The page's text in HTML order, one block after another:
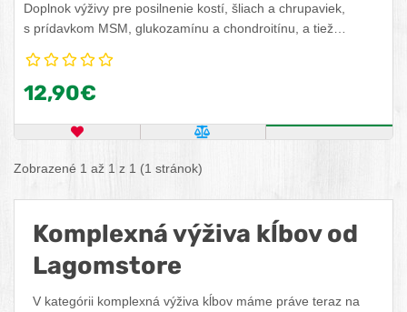
Doplnok výživy pre posilnenie kostí, šliach a chrupaviek,
s prídavkom MSM, glukozamínu a chondroitínu, a tiež
v kapsľovej forme s chondroitínom, glukozamínom, MSM,
a vitamínom E. Pre podporu šliach a chrupaviek obsahuje aj
12,90€
OBĽÚBENÝ PRODUKTPOROVNAŤ PRODUKTKÚPIŤ
Zobrazené 1 až 1 z 1 (1 stránok)
Komplexná výživa kĺbov od
Lagomstore
V kategórii komplexná výživa kĺbov máme práve teraz na